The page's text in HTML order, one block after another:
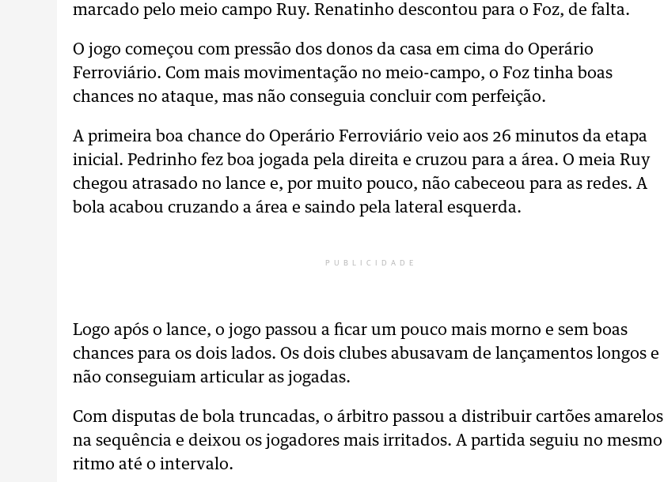
marcado pelo meio campo Ruy. Renatinho descontou para o Foz, de falta.
O jogo começou com pressão dos donos da casa em cima do Operário
Ferroviário. Com mais movimentação no meio-campo, o Foz tinha boas
chances no ataque, mas não conseguia concluir com perfeição.
A primeira boa chance do Operário Ferroviário veio aos 26 minutos da etapa
inicial. Pedrinho fez boa jogada pela direita e cruzou para a área. O meia Ruy
chegou atrasado no lance e, por muito pouco, não cabeceou para as redes. A
bola acabou cruzando a área e saindo pela lateral esquerda.
PUBLICIDADE
Logo após o lance, o jogo passou a ficar um pouco mais morno e sem boas
chances para os dois lados. Os dois clubes abusavam de lançamentos longos e
não conseguiam articular as jogadas.
Com disputas de bola truncadas, o árbitro passou a distribuir cartões amarelos
na sequência e deixou os jogadores mais irritados. A partida seguiu no mesmo
ritmo até o intervalo.